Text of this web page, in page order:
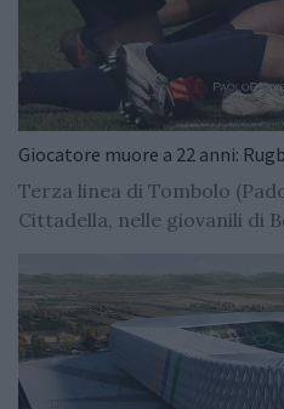
Giocatore muore a 22 anni:
Terza linea di Tombolo
Cittadella, nelle giovanili di